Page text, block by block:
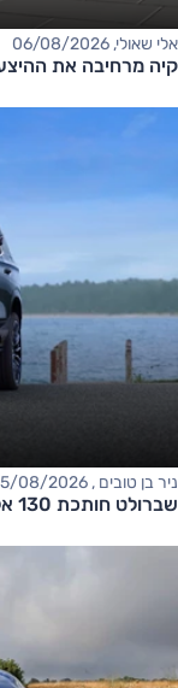
אלי שאולי, 06/08/2026
קיה מרחיבה את
ניר בן טובים , 05/08/2026
שברולט חותכת 130 אלף שקל ממחיר הטאהו